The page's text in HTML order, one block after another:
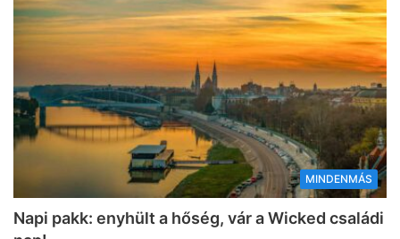
MINDENMÁS
Napi pakk: enyhült a hőség, vár a Wicked családi